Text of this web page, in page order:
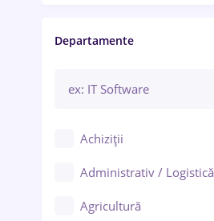
Brașov
Bacău
Galați (Galați)
Ploiești
Departamente
Achiziții
Administrativ / Logistică
Agricultură